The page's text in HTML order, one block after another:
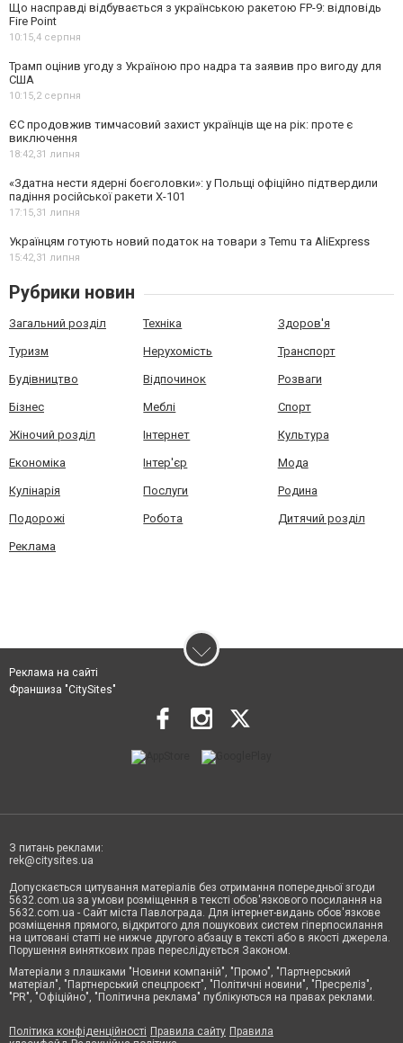
Що насправді відбувається з українською ракетою FP-9: відповідь
Fire Point
10:15,4 серпня
Трамп оцінив угоду з Україною про надра та заявив про вигоду для
США
10:15,2 серпня
ЄС продовжив тимчасовий захист українців ще на рік: проте є
виключення
18:42,31 липня
«Здатна нести ядерні боєголовки»: у Польщі офіційно підтвердили
падіння російської ракети Х-101
17:15,31 липня
Українцям готують новий податок на товари з Temu та AliExpress
15:42,31 липня
Рубрики новин
Загальний розділ Техніка Здоров'я
Туризм Нерухомість Транспорт
Будівництво Відпочинок Розваги
Бізнес Меблі Спорт
Жіночий розділ Інтернет Культура
Економіка Інтер'єр Мода
Кулінарія Послуги Родина
Подорожі Робота Дитячий розділ
Реклама
Реклама на сайті
Франшиза "CitySites"
З питань реклами:
rek@citysites.ua
Допускається цитування матеріалів без отримання попередньої згоди
5632.com.ua за умови розміщення в тексті обов'язкового посилання на
5632.com.ua - Сайт міста Павлограда. Для інтернет-видань обов'язкове
розміщення прямого, відкритого для пошукових систем гіперпосилання
на цитовані статті не нижче другого абзацу в тексті або в якості джерела.
Порушення виняткових прав переслідується Законом.
Матеріали з плашками "Новини компаній", "Промо", "Партнерський
матеріал", "Партнерський спецпроєкт", "Політичні новини", "Пресреліз",
"PR", "Офіційно", "Політична реклама" публікуються на правах реклами.
Політика конфіденційності Правила сайту Правила